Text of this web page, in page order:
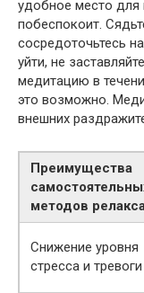
удобное место для
побеспокоит.
сосредоточьтесь
уйти, не
медитацию в
это возможно.
внешних
Преимущества
методов
Снижение уровня
стресса и тревоги